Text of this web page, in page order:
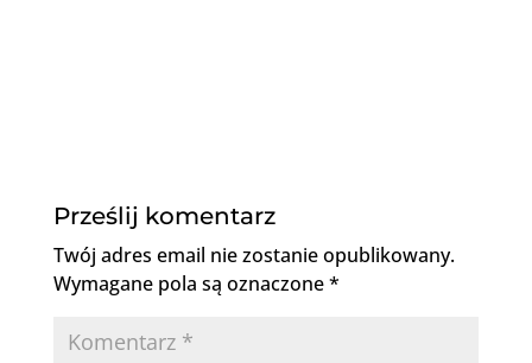
Prześlij komentarz
Twój adres email nie zostanie opublikowany.
Wymagane pola są oznaczone*